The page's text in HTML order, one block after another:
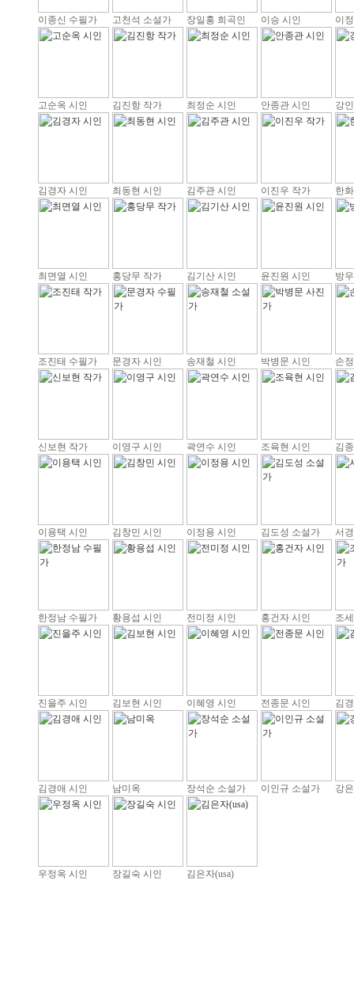
이종신 수필가 고천석 소설가 장일홍 희곡인 이승 시인 이
고순옥 시인 김진항 작가 최정순 시인 안종관 시인 강
김경자 시인 최동현 시인 김주관 시인 이진우 작가 한
최면열 시인 홍당무 작가 김기산 시인 윤진원 시인 방
조진태 수필가 문경자 시인 송재철 시인 박병문 시인 손
신보현 작가 이영구 시인 곽연수 시인 조육현 시인 김
이용택 시인 김창민 시인 이정용 시인 김도성 소설가 서
한정남 수필가 황용섭 시인 전미정 시인 홍건자 시인 조
진을주 시인 김보현 시인 이혜영 시인 전종문 시인 김
김경애 시인 남미옥 장석순 소설가 이인규 소설가 강
우정옥 시인 장길숙 시인 김은자(usa)